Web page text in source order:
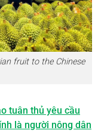
fruit to the Chinese
tuân thủ yêu cầu
là người nông dân